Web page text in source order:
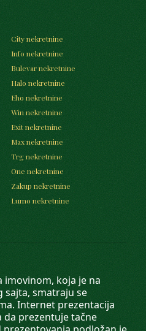
imovinom, koja je na
sajta, smatraju se
Internet prezentacija
da prezentuje tačne
City nekretnine
Info nekretnine
Bulevar nekretnine
Halo nekretnine
Eho nekretnine
Win nekretnine
Exit nekretnine
Max nekretnine
Trg nekretnine
One nekretnine
Zakup nekretnine
Lumo nekretnine